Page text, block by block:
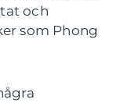
och
som Phong